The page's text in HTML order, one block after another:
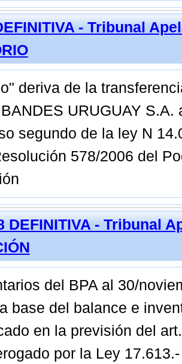
- Tribunal
deriva de la
URUGUAY
segundo de la ley N
578/2006 del
DEFINITIVA - Tribunal
del BPA al 30/
base del balance e
en la previsión del
por la Ley